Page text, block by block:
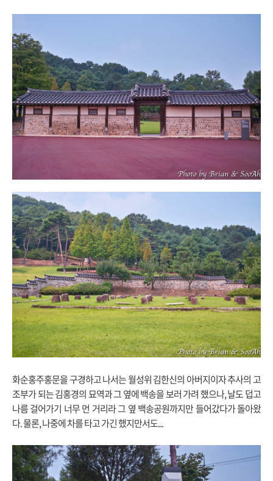
화순홍주홍문을 구경하고 나서는 월성위 김한신의 아버지이자 추사의 고
조부가 되는 김홍경의 묘역과 그 옆에 백송을 보러 가려 했으나, 날도 덥고
나름 걸어가기 너무 먼 거리라 그 옆 백송공원까지만 들어갔다가 돌아왔
다. 물론, 나중에 차를 타고 가긴 했지만서도...